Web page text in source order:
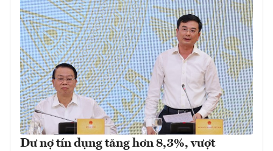
Dư nợ tín dụng tăng hơn 8,3%, vượt